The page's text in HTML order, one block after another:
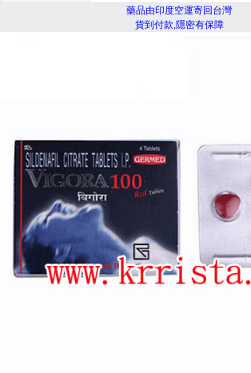
藥品由印度空運寄回台灣
貨到付款,隱密有保障